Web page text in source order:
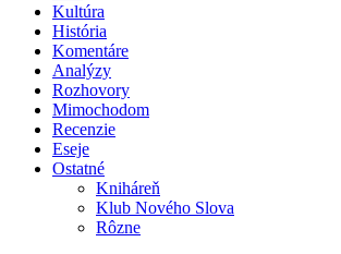
Kultúra
História
Komentáre
Analýzy
Rozhovory
Mimochodom
Recenzie
Eseje
Ostatné
Kniháreň
Klub Nového Slova
Rôzne